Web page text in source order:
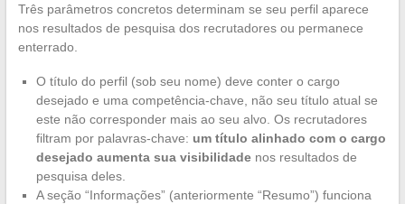
Três parâmetros concretos determinam se seu perfil aparece
nos resultados de pesquisa dos recrutadores ou permanece
enterrado.
O título do perfil (sob seu nome) deve conter o cargo
desejado e uma competência-chave, não seu título atual se
este não corresponder mais ao seu alvo. Os recrutadores
filtram por palavras-chave: um título alinhado com o cargo
desejado aumenta sua visibilidadenos resultados de
pesquisa deles.
A seção “Informações” (anteriormente “Resumo”) funciona